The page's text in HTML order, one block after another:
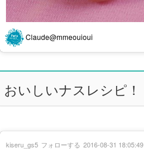
Claude@mmeouioui
おいしいナスレシピ！
kiseru_gs5 フォローする 2016-08-31 18:05:49